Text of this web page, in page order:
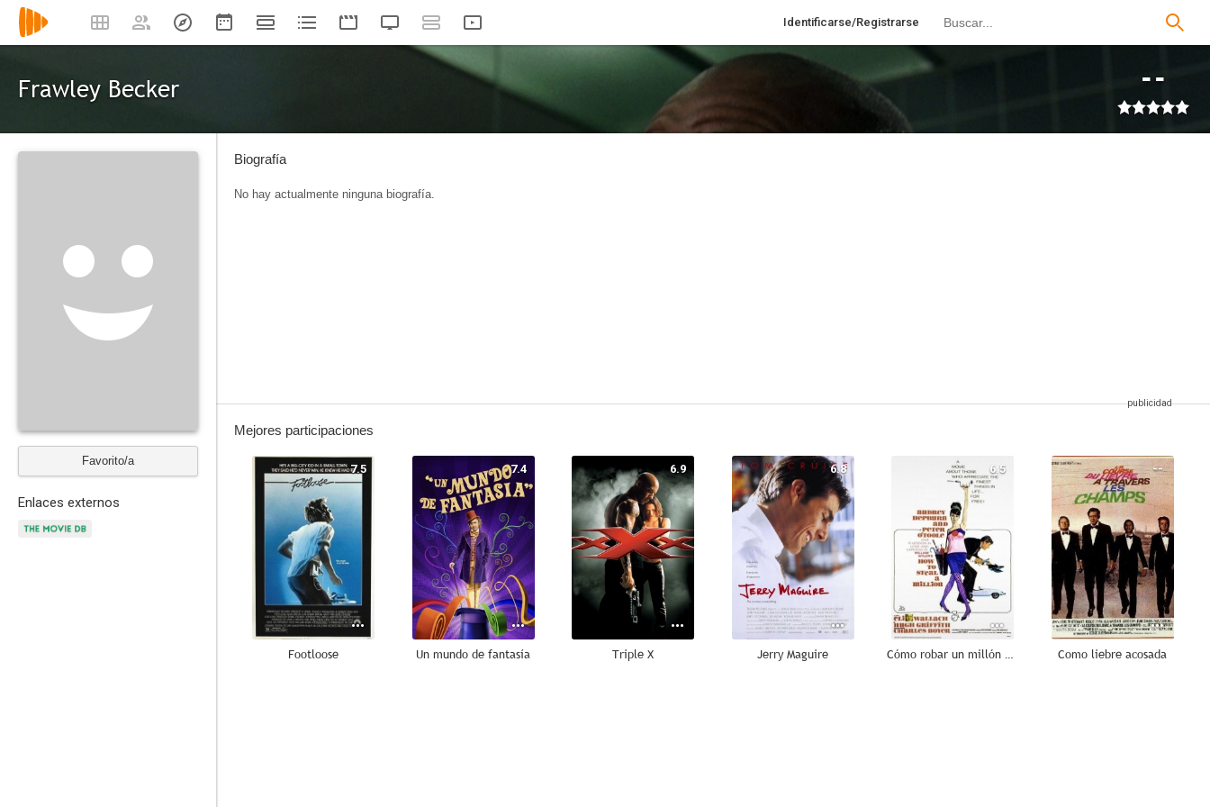
Identificarse/Registrarse
Frawley Becker --
Favorito/a
Enlaces externos
Biografía
No hay actualmente ninguna biografía.
Mejores participaciones
7.5
Footloose
7.4
Un mundo de fantasía
6.9
Triple X
6.8
Jerry Maguire
6.5
Cómo robar un millón y...
--
Como liebre acosada